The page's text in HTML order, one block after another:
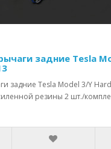
задние Tesla
задние Tesla Model 3/Y
резины 2 шт./